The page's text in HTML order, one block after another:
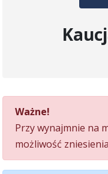
Ważne!
Przy wynajmnie na
możliwość